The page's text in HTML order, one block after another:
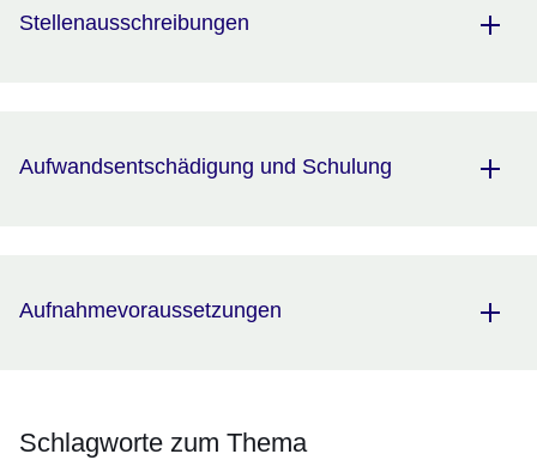
Stellenausschreibungen
Aufwandsentschädigung und Schulung
Aufnahmevoraussetzungen
Schlagworte zum Thema